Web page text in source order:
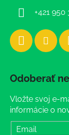
+421 950
Odoberať
Vložte svoj e-
informácie o
Email